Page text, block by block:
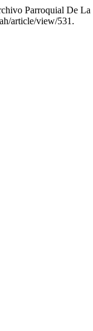
Parroquial De
article/view/531.